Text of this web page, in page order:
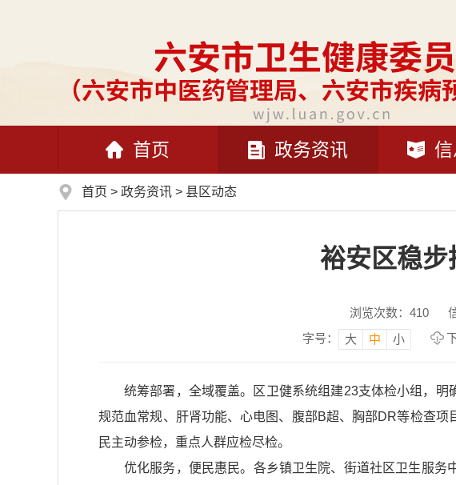
首页 政务资讯
首页 > 政务资讯 > 县区动态
裕安区稳
浏览次数： 410
字号：
大 中 小
统筹部署，全域覆盖。区卫健系统组建23支体检小组，
规范血常规、肝肾功能、心电图、腹部B超、胸部DR等检查
民主动参检，重点人群应检尽检。
优化服务，便民惠民。各乡镇卫生院、街道社区卫生服